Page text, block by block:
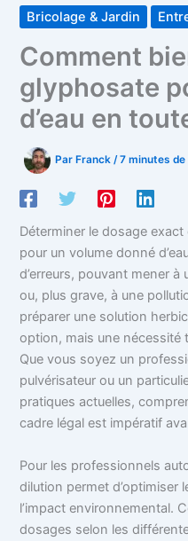
Bricolage & Jardin
Comment
glyphosate
d’eau en
Par Franck/7 minutes
Déterminer le dosage
pour un volume donné
d’erreurs, pouvant mener
ou, plus grave, à une
préparer une solution
option, mais une nécessité
Que vous soyez un
pulvérisateur ou un
pratiques actuelles,
cadre légal est impératif
Pour les professionnels
dilution permet d’optimiser
l’impact environnemental.
dosages selon les